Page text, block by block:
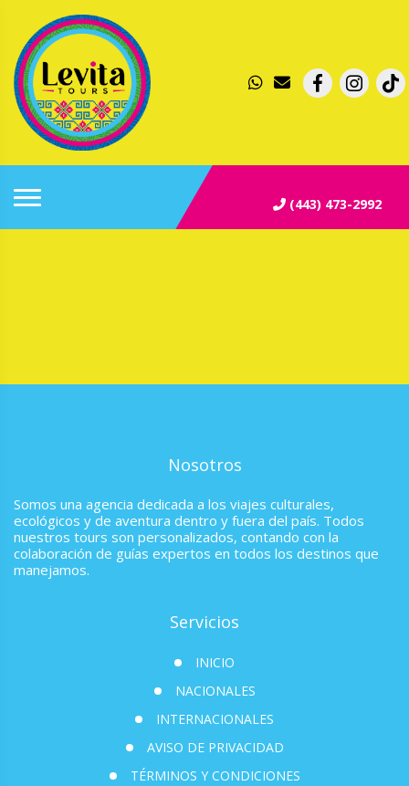
(443) 473-2992
Nosotros
Somos una agencia dedicada a los viajes culturales,
ecológicos y de aventura dentro y fuera del país. Todos
nuestros tours son personalizados, contando con la
colaboración de guías expertos en todos los destinos que
manejamos.
Servicios
INICIO
NACIONALES
INTERNACIONALES
AVISO DE PRIVACIDAD
TÉRMINOS Y CONDICIONES